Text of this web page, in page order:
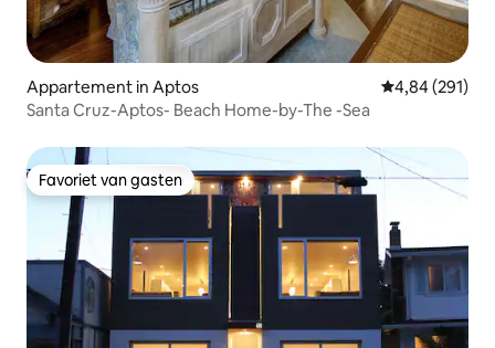
Appartement in Aptos Gemiddelde
4,84 (291)
Santa Cruz-Aptos- Beach Home-by-The -Sea
Favoriet van gasten
Favoriet van gasten